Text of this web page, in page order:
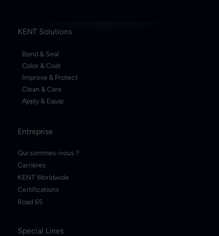
KENT Solutions
Bond & Seal
Color & Coat
Improve & Protect
Clean & Care
Apply & Equip
Entreprise
Qui sommes-nous ?
Carrières
KENT Worldwide
Certifications
Road 65
Special Lines